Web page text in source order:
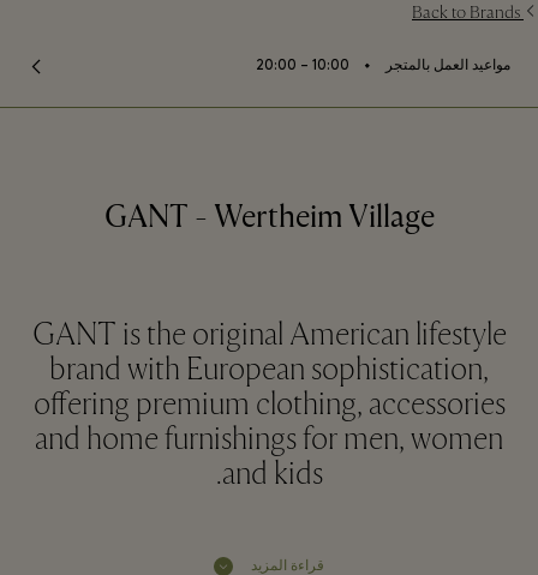
Back to Brands
مواعيد العمل بالمتجر ⬩
10:00 – 20:00
GANT - Wertheim Village
GANT is the original American lifestyle
brand with European sophistication,
offering premium clothing, accessories
and home furnishings for men, women
and kids.
قراءة المزيد